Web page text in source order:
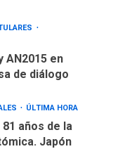
AN2015 en
de diálogo
ÚLTIMA HORA
años de la
Japón